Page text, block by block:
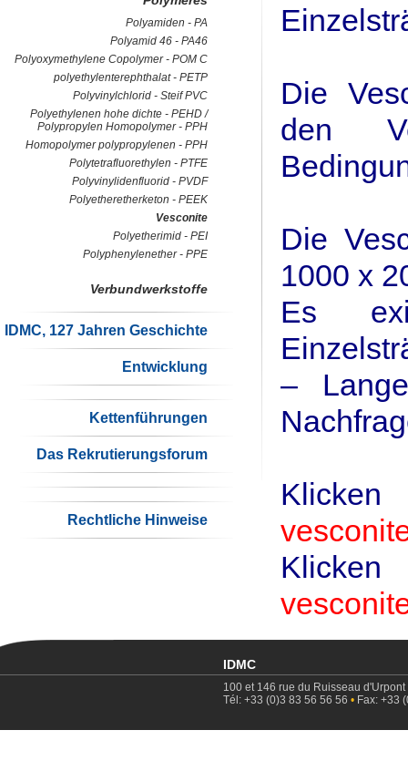
Polyamiden - PA
Polyamid 46 - PA46
Polyoxymethylene Copolymer - POM C
polyethylenterephthalat - PETP
Polyvinylchlorid - Steif PVC
Polyethylenen hohe dichte - PEHD /
Polypropylen Homopolymer - PPH
Homopolymer polypropylenen - PPH
Polytetrafluorethylen - PTFE
Polyvinylidenfluorid - PVDF
Polyetheretherketon - PEEK
Vesconite
Polyetherimid - PEI
Polyphenylenether - PPE
Verbundwerkstoffe
IDMC, 127 Jahren Geschichte
Entwicklung
Kettenführungen
Das Rekrutierungsforum
Rechtliche Hinweise
Die
den
Die
1000 x
Es
–
IDMC
100 et 146 rue du Ruisseau d'Urpont
Tél: +33 (0)3 83 56 56 56 • Fax: +33